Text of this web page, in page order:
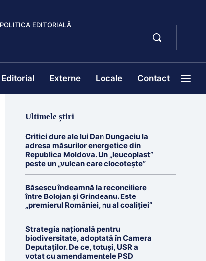
POLITICA EDITORIALĂ
Editorial Externe Locale Contact
Ultimele știri
Critici dure ale lui Dan Dungaciu la
adresa măsurilor energetice din
Republica Moldova. Un „leucoplast”
peste un „vulcan care clocotește”
Băsescu îndeamnă la reconciliere
între Bolojan și Grindeanu. Este
„premierul României, nu al coaliției”
Strategia națională pentru
biodiversitate, adoptată în Camera
Deputaților. De ce, totuși, USR a
votat cu amendamentele PSD